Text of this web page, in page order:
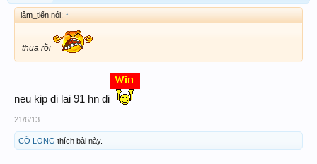
lâm_tiến nói: ↑
thua rồi
neu kip di lai 91 hn di
21/6/13
CÔ LONG thích bài này.